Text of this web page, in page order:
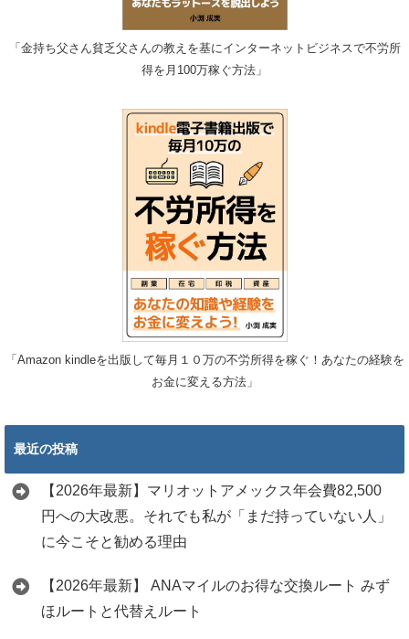
「金持ち父さん貧乏父さんの教えを基にインターネットビジネスで不労所
得を月100万稼ぐ方法」
「Amazon kindleを出版して毎月１０万の不労所得を稼ぐ！あなたの経験を
お金に変える方法」
最近の投稿
【2026年最新】マリオットアメックス年会費82,500
円への大改悪。それでも私が「まだ持っていない人」
に今こそと勧める理由
【2026年最新】 ANAマイルのお得な交換ルート みず
ほルートと代替えルート